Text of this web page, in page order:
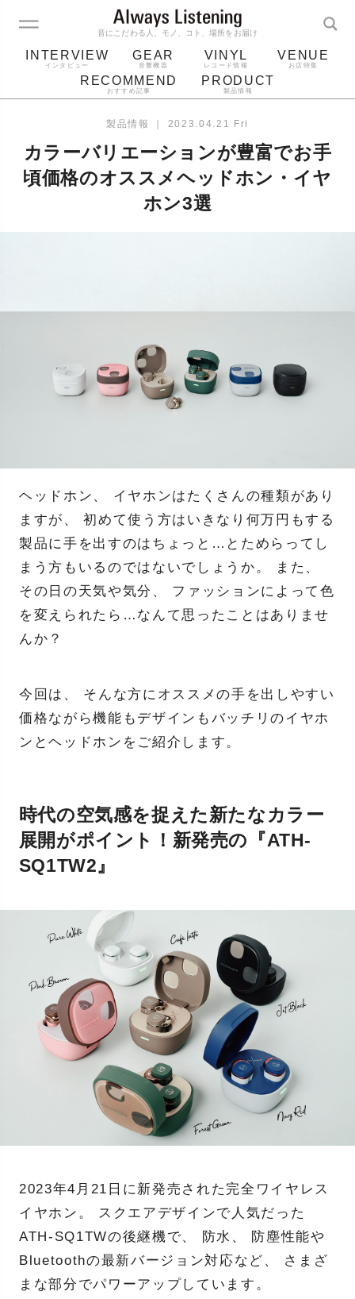
音にこだわる人、モノ、コト、場所をお届け
INTERVIEW
インタビュー
GEAR
音響機器
VINYL
レコード情報
VENUE
お店特集
RECOMMEND
おすすめ記事
PRODUCT
製品情報
アルバム
レコード針
製品情報 ｜ 2023.04.21 Fri
カラーバリエーションが豊富でお手
頃価格のオススメヘッドホン・イヤ
ホン3選
ヘッドホン、 イヤホンはたくさんの種類があり
ますが、 初めて使う方はいきなり何万円もする
製品に手を出すのはちょっと…とためらってし
まう方もいるのではないでしょうか。 また、
その日の天気や気分、 ファッションによって色
を変えられたら…なんて思ったことはありませ
んか？
今回は、 そんな方にオススメの手を出しやすい
価格ながら機能もデザインもバッチリのイヤホ
ンとヘッドホンをご紹介します。
時代の空気感を捉えた新たなカラー
展開がポイント！新発売の『ATH-
SQ1TW2』
2023年4月21日に新発売された完全ワイヤレス
イヤホン。 スクエアデザインで人気だった
ATH-SQ1TWの後継機で、 防水、 防塵性能や
Bluetoothの最新バージョン対応など、 さまざ
まな部分でパワーアップしています。